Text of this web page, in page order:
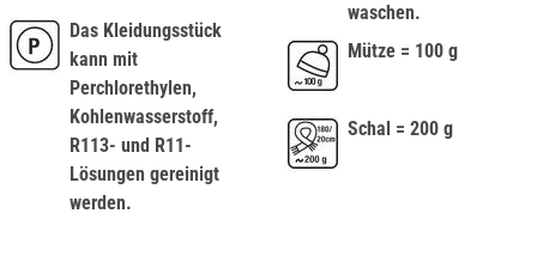
Das Kleidungsstück
kann mit
Perchlorethylen,
Kohlenwasserstoff,
R113- und R11-
Lösungen gereinigt
werden.
waschen.
Mütze = 100 g
Schal = 200 g